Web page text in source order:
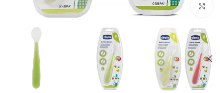
بزرگنمایی تصویر